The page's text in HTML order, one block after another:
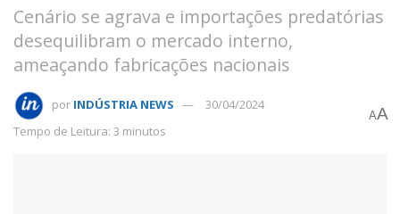
Cenário se agrava e importações predatórias
desequilibram o mercado interno,
ameaçando fabricações nacionais
por INDÚSTRIA NEWS
30/04/2024
Tempo de Leitura: 3 minutos
AA